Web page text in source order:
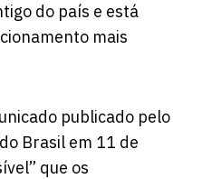
do país e está
mais
publicado pelo
Brasil em 11 de
que os